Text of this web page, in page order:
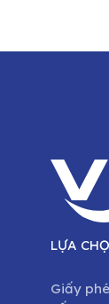
LỰA
Giấy